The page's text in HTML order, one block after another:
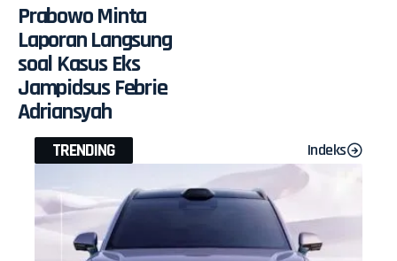
Prabowo Minta
Laporan Langsung
soal Kasus Eks
Jampidsus Febrie
Adriansyah
TRENDING Indeks